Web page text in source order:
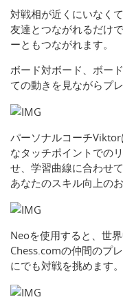
対戦相が近くにいなく
友達とつながれるだけ
ーともつながれます。
ボード対ボード、ボー
ての動きを見ながらプレ
パーソナルコーチ
なタッチポイントでの
せ、学習曲線に合わせ
あなたのスキル向上のお
Neoを使用すると、世
Chess.comの仲間のプ
にでも対戦を挑めます。